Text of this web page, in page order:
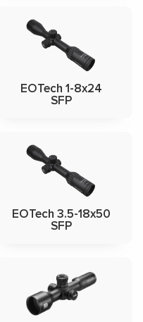
EOTech 1-8x24
SFP
EOTech 3.5-18x50
SFP